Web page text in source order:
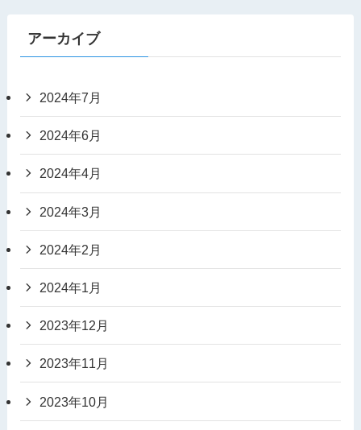
アーカイブ
2024年7月
2024年6月
2024年4月
2024年3月
2024年2月
2024年1月
2023年12月
2023年11月
2023年10月